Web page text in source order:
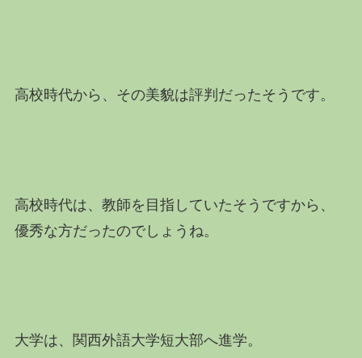
高校時代から、その美貌は評判だったそうです。
高校時代は、教師を目指していたそうですから、
優秀な方だったのでしょうね。
大学は、関西外語大学短大部へ進学。